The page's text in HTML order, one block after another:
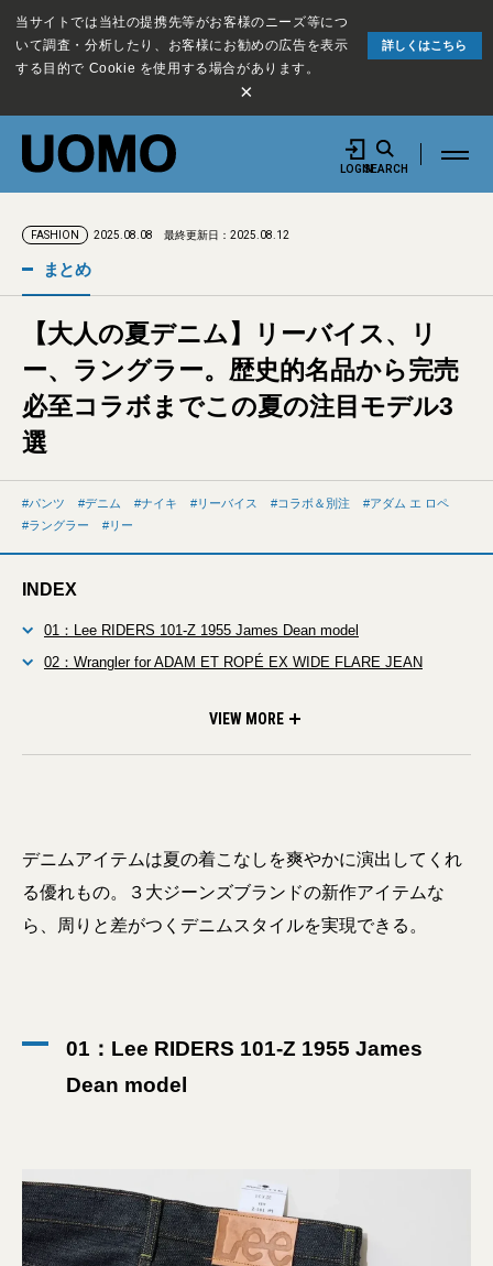
当サイトでは当社の提携先等がお客様のニーズ等につ
いて調査・分析したり、お客様にお勧めの広告を表示
する目的で Cookie を使用する場合があります。
詳しくはこちら
×
LOGINSEARCH
FASHION 2025.08.08 最終更新日：2025.08.12
まとめ
【大人の夏デニム】リーバイス、リ
ー、ラングラー。歴史的名品から完売
必至コラボまでこの夏の注目モデル3
選
パンツ デニム ナイキ リーバイス コラボ＆別注
アダム エ ロペ
ラングラー
リー
INDEX
01：Lee RIDERS 101-Z 1955 James Dean model
02：Wrangler for ADAM ET ROPÉ EX WIDE FLARE JEAN
VIEW MORE
デニムアイテムは夏の着こなしを爽やかに演出してくれ
る優れもの。３大ジーンズブランドの新作アイテムな
ら、周りと差がつくデニムスタイルを実現できる。
01：Lee RIDERS 101-Z 1955 James
Dean model